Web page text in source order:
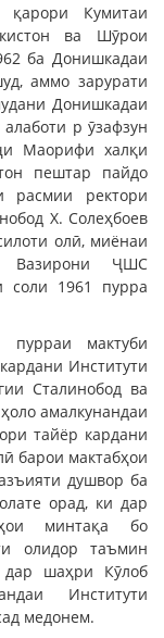
Кумитаи
ва Шӯрои
ба Донишкадаи
аммо зарурати
Донишкадаи
р ӯзафзун
Маорифи халқи
пештар пайдо
расмии ректори
Х. Солеҳбоев
олӣ, миёнаи
Вазирони ҶШС
1961 пурра
мактуби
Институти
Сталинобод ва
амалкунандаи
тайёр кардани
барои мактабҳои
душвор ба
орад, ки дар
минтақа бо
олидор таъмин
дар шаҳри Кӯлоб
Институти
медонем.